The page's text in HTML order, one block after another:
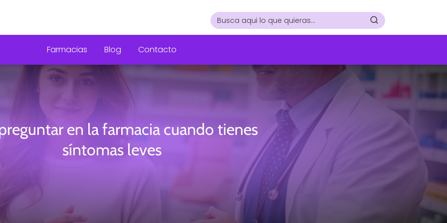
Farmacias Blog Contacto
en la farmacia cuando tienes
síntomas leves